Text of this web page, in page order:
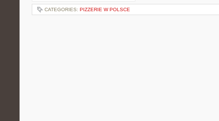
CATEGORIES: PIZZERIE W POLSCE